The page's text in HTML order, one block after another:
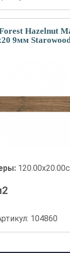
Hazelnut
9мм
104860